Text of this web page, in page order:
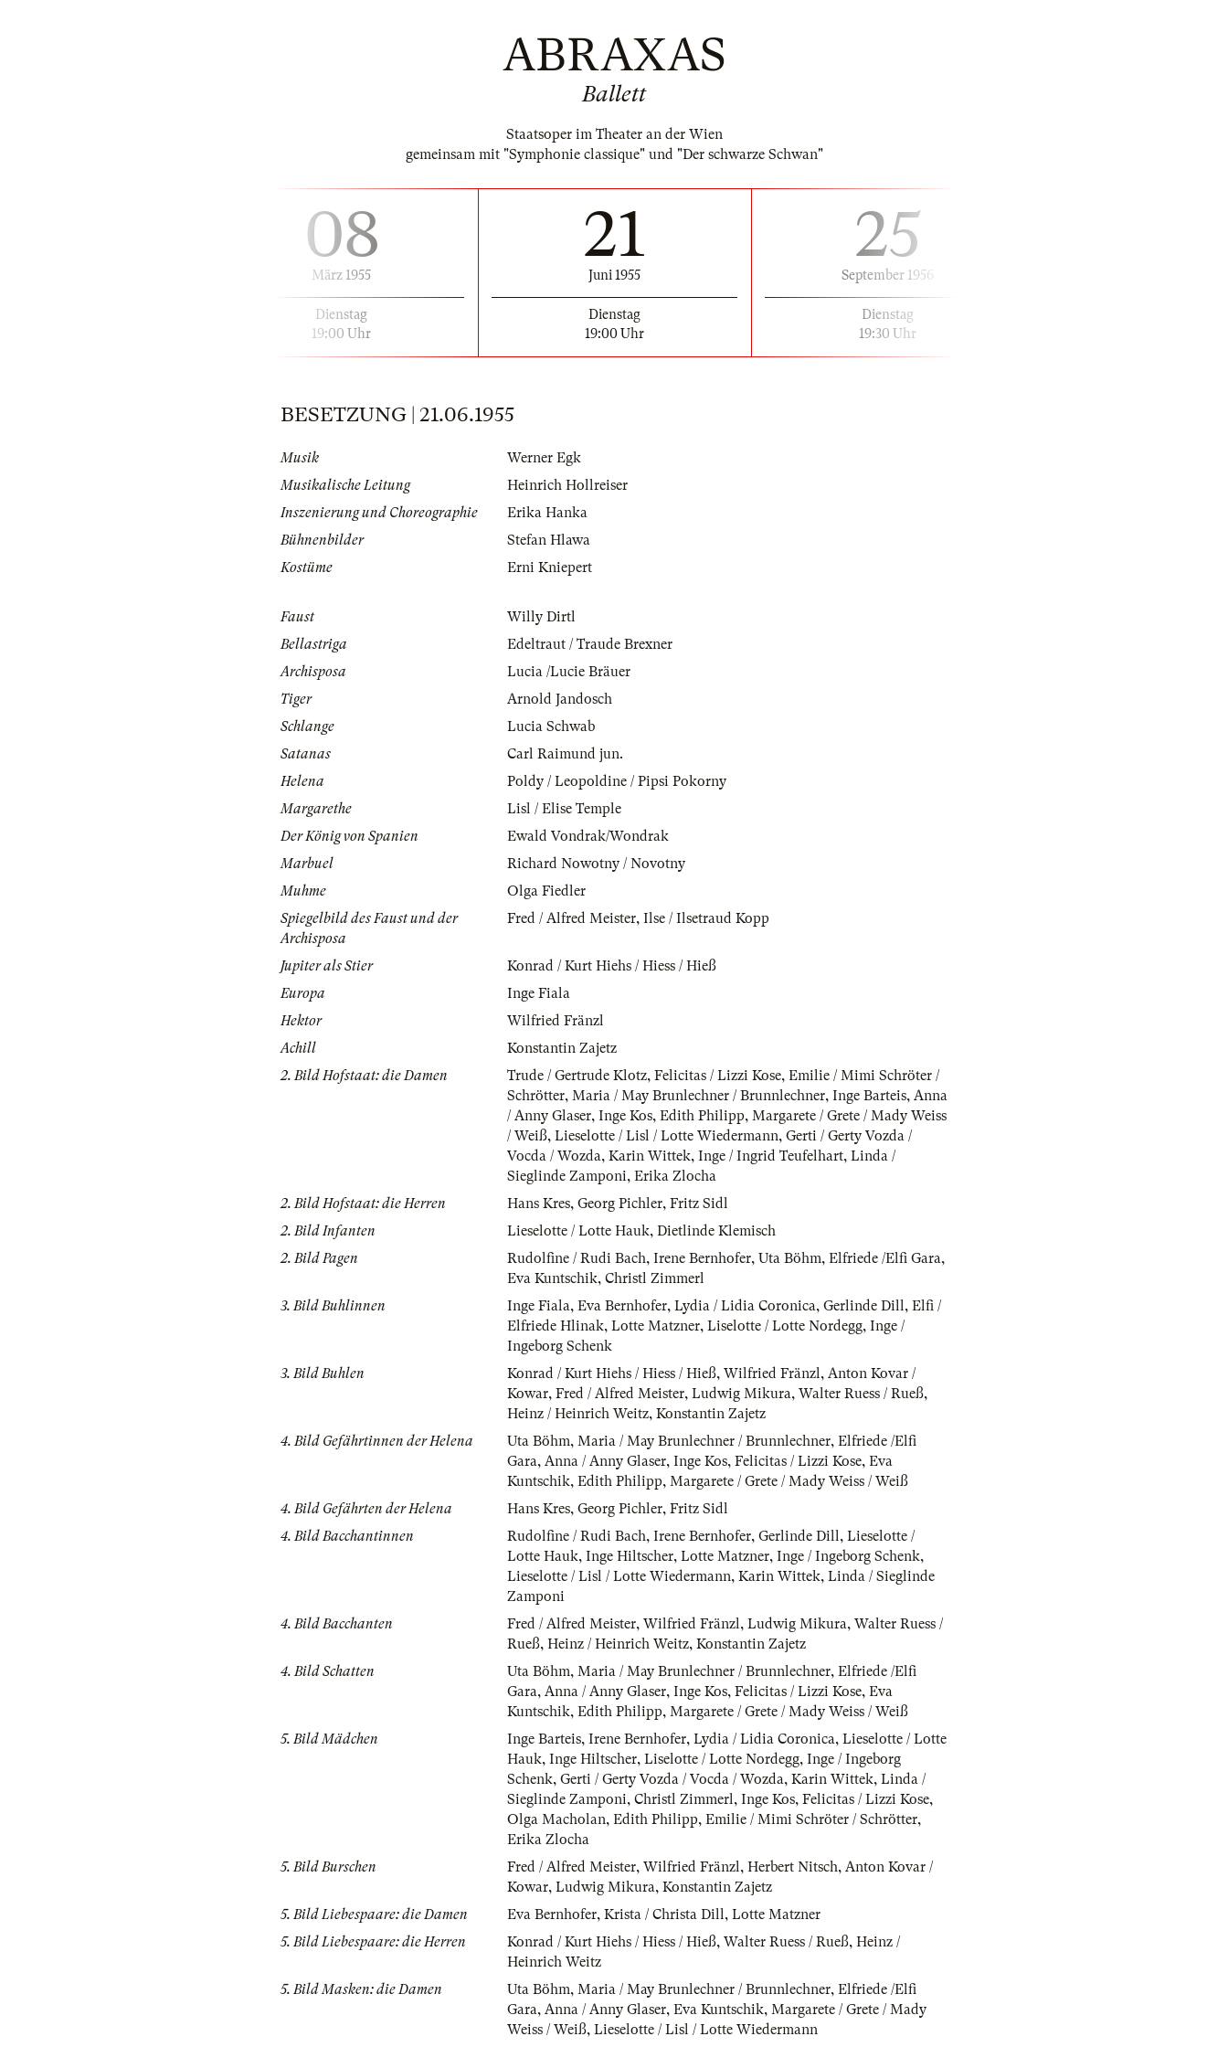
ABRAXAS
Ballett
Staatsoper im Theater an der Wien
gemeinsam mit "Symphonie classique" und "Der schwarze Schwan"
08
März 1955
Dienstag
19:00 Uhr
21
Juni 1955
Dienstag
19:00 Uhr
25
September 1956
Dienstag
19:30 Uhr
BESETZUNG | 21.06.1955
Musik
Werner Egk
Musikalische Leitung
Heinrich Hollreiser
Inszenierung und Choreographie
Erika Hanka
Bühnenbilder
Stefan Hlawa
Kostüme
Erni Kniepert
Faust
Willy Dirtl
Bellastriga
Edeltraut / Traude Brexner
Archisposa
Lucia /Lucie Bräuer
Tiger
Arnold Jandosch
Schlange
Lucia Schwab
Satanas
Carl Raimund jun.
Helena
Poldy / Leopoldine / Pipsi Pokorny
Margarethe
Lisl / Elise Temple
Der König von Spanien
Ewald Vondrak/Wondrak
Marbuel
Richard Nowotny / Novotny
Muhme
Olga Fiedler
Spiegelbild des Faust und der
Archisposa
Fred / Alfred Meister, Ilse / Ilsetraud Kopp
Jupiter als Stier
Konrad / Kurt Hiehs / Hiess / Hieß
Europa
Inge Fiala
Hektor
Wilfried Fränzl
Achill
Konstantin Zajetz
2. Bild Hofstaat: die Damen
Trude / Gertrude Klotz, Felicitas / Lizzi Kose, Emilie / Mimi Schröter /
Schrötter, Maria / May Brunlechner / Brunnlechner, Inge Barteis, Anna
/ Anny Glaser, Inge Kos, Edith Philipp, Margarete / Grete / Mady Weiss
/ Weiß, Lieselotte / Lisl / Lotte Wiedermann, Gerti / Gerty Vozda /
Vocda / Wozda, Karin Wittek, Inge / Ingrid Teufelhart, Linda /
Sieglinde Zamponi, Erika Zlocha
2. Bild Hofstaat: die Herren
Hans Kres, Georg Pichler, Fritz Sidl
2. Bild Infanten
Lieselotte / Lotte Hauk, Dietlinde Klemisch
2. Bild Pagen
Rudolfine / Rudi Bach, Irene Bernhofer, Uta Böhm, Elfriede /Elfi Gara,
Eva Kuntschik, Christl Zimmerl
3. Bild Buhlinnen
Inge Fiala, Eva Bernhofer, Lydia / Lidia Coronica, Gerlinde Dill, Elfi /
Elfriede Hlinak, Lotte Matzner, Liselotte / Lotte Nordegg, Inge /
Ingeborg Schenk
3. Bild Buhlen
Konrad / Kurt Hiehs / Hiess / Hieß, Wilfried Fränzl, Anton Kovar /
Kowar, Fred / Alfred Meister, Ludwig Mikura, Walter Ruess / Rueß,
Heinz / Heinrich Weitz, Konstantin Zajetz
4. Bild Gefährtinnen der Helena
Uta Böhm, Maria / May Brunlechner / Brunnlechner, Elfriede /Elfi
Gara, Anna / Anny Glaser, Inge Kos, Felicitas / Lizzi Kose, Eva
Kuntschik, Edith Philipp, Margarete / Grete / Mady Weiss / Weiß
4. Bild Gefährten der Helena
Hans Kres, Georg Pichler, Fritz Sidl
4. Bild Bacchantinnen
Rudolfine / Rudi Bach, Irene Bernhofer, Gerlinde Dill, Lieselotte /
Lotte Hauk, Inge Hiltscher, Lotte Matzner, Inge / Ingeborg Schenk,
Lieselotte / Lisl / Lotte Wiedermann, Karin Wittek, Linda / Sieglinde
Zamponi
4. Bild Bacchanten
Fred / Alfred Meister, Wilfried Fränzl, Ludwig Mikura, Walter Ruess /
Rueß, Heinz / Heinrich Weitz, Konstantin Zajetz
4. Bild Schatten
Uta Böhm, Maria / May Brunlechner / Brunnlechner, Elfriede /Elfi
Gara, Anna / Anny Glaser, Inge Kos, Felicitas / Lizzi Kose, Eva
Kuntschik, Edith Philipp, Margarete / Grete / Mady Weiss / Weiß
5. Bild Mädchen
Inge Barteis, Irene Bernhofer, Lydia / Lidia Coronica, Lieselotte / Lotte
Hauk, Inge Hiltscher, Liselotte / Lotte Nordegg, Inge / Ingeborg
Schenk, Gerti / Gerty Vozda / Vocda / Wozda, Karin Wittek, Linda /
Sieglinde Zamponi, Christl Zimmerl, Inge Kos, Felicitas / Lizzi Kose,
Olga Macholan, Edith Philipp, Emilie / Mimi Schröter / Schrötter,
Erika Zlocha
5. Bild Burschen
Fred / Alfred Meister, Wilfried Fränzl, Herbert Nitsch, Anton Kovar /
Kowar, Ludwig Mikura, Konstantin Zajetz
5. Bild Liebespaare: die Damen
Eva Bernhofer, Krista / Christa Dill, Lotte Matzner
5. Bild Liebespaare: die Herren
Konrad / Kurt Hiehs / Hiess / Hieß, Walter Ruess / Rueß, Heinz /
Heinrich Weitz
5. Bild Masken: die Damen
Uta Böhm, Maria / May Brunlechner / Brunnlechner, Elfriede /Elfi
Gara, Anna / Anny Glaser, Eva Kuntschik, Margarete / Grete / Mady
Weiss / Weiß, Lieselotte / Lisl / Lotte Wiedermann